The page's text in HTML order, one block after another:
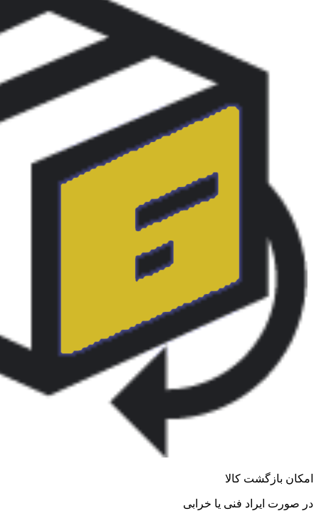
امکان بازگشت کالا
در صورت ایراد فنی یا خرابی